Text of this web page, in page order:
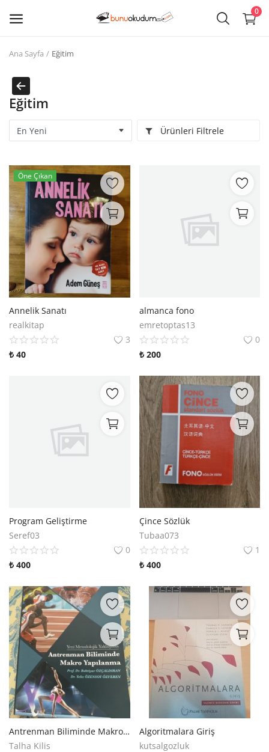
0
Sat
Giriş
Kayıt ol
Edebiyat
Eğitim
Ders - Sınav Kitapları
Çocuk Kitapları
Araştırma - Tarih
Bilim
Din Tasavvuf
Felsefe
Çizgi Roman
Diğer
Kitaplığım
Destek Merkezi
Mağazalar
Blog
İletişim
TRY (₺)
Ana Sayfa Eğitim
Eğitim
Ürünleri Filtrele
Öne Çıkan
Annelik Sanatı
realkitap
3
₺ 40
almanca fono
emretoptas13
0
₺200
Program Geliştirme
Seref03
0
₺ 400
Çince Sözlük
Tubaa073
1
₺400
Antrenman Biliminde Makro Yapılanma
Talha Kilis
Algoritmalara Giriş
kutsalgozluk